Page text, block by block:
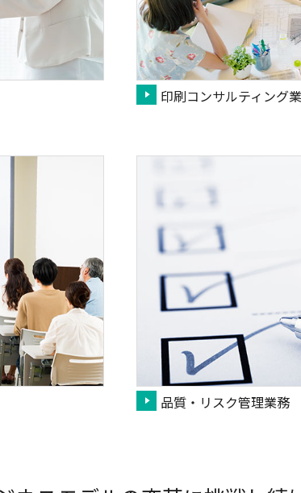
印刷コンサルティング
品質・リスク管理業務